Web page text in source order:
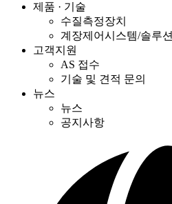
제품 · 기술
수질측정장치
계장제어시스템/솔루션
고객지원
AS 접수
기술 및 견적 문의
뉴스
뉴스
공지사항